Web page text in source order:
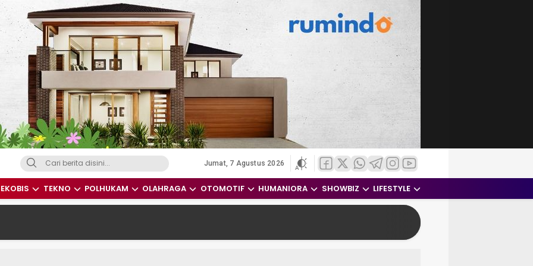
Indonesia dan Dunia
Jumat, 7 Agustus 2026
EKOBIS TEKNO POLHUKAM OLAHRAGA OTOMOTIF HUMANIORA SHOWBIZ LIFESTYLE